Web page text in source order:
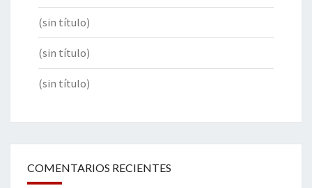
(sin título)
(sin título)
(sin título)
COMENTARIOS RECIENTES